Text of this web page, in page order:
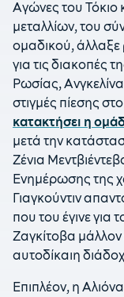
Αγώνες του
μεταλλίων, του
ομαδικού, άλλαξε
για τις διακοπές
Ρωσίας,
στιγμές πίεσης
κατακτήσει η
μετά την
Ζένια
Ενημέρωσης της
Γιαγκούντιν
που του έγινε για
Ζαγκίτοβα μάλλον
αυτοδίκαιη
Επιπλέον, η